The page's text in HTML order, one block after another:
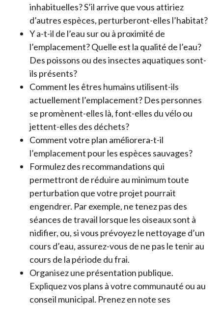
inhabituelles? S’il arrive que vous attiriez
d’autres espèces, perturberont-elles l’habitat?
Y a-t-il de l’eau sur ou à proximité de
l’emplacement? Quelle est la qualité de l’eau?
Des poissons ou des insectes aquatiques sont-
ils présents?
Comment les êtres humains utilisent-ils
actuellement l’emplacement? Des personnes
se promènent-elles là, font-elles du vélo ou
jettent-elles des déchets?
Comment votre plan améliorera-t-il
l’emplacement pour les espèces sauvages?
Formulez des recommandations qui
permettront de réduire au minimum toute
perturbation que votre projet pourrait
engendrer. Par exemple, ne tenez pas des
séances de travail lorsque les oiseaux sont à
nidifier, ou, si vous prévoyez le nettoyage d’un
cours d’eau, assurez-vous de ne pas le tenir au
cours de la période du frai.
Organisez une présentation publique.
Expliquez vos plans à votre communauté ou au
conseil municipal. Prenez en note ses